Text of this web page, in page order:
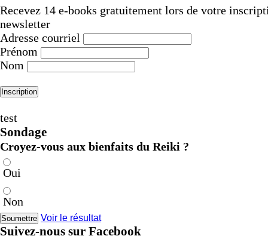
Recevez 14 e-books gratuitement lors de votre
newsletter
Adresse courriel
Prénom
Nom
test
Sondage
Croyez-vous aux bienfaits du Reiki ?
Oui
Non
Voir le résultat
Suivez-nous sur Facebook